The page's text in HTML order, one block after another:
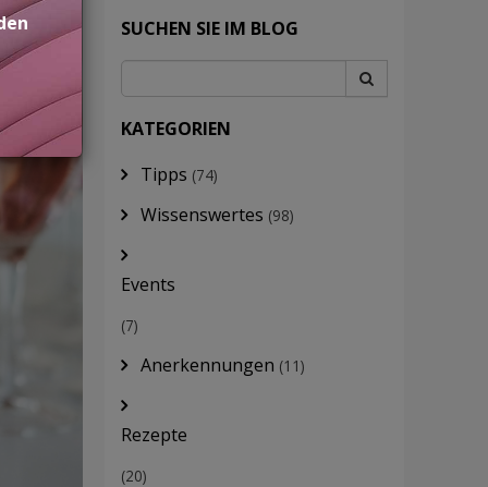
SUCHEN SIE IM BLOG
KATEGORIEN
Tipps (74)
Wissenswertes (98)
Events
(7)
Anerkennungen (11)
Rezepte
(20)